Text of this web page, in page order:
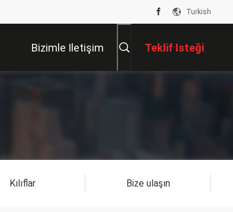
Turkish
Bizimle Iletişim Teklif Isteği
Kılıflar Bize ulaşın